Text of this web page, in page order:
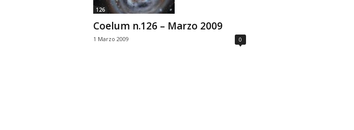
a
126
Coelum n.126 – Marzo 2009
1 Marzo 2009 0